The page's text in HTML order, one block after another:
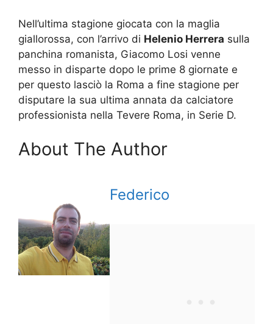
Nell’ultima stagione giocata con la maglia
giallorossa, con l’arrivo di Helenio Herrera sulla
panchina romanista, Giacomo Losi venne
messo in disparte dopo le prime 8 giornate e
per questo lasciò la Roma a fine stagione per
disputare la sua ultima annata da calciatore
professionista nella Tevere Roma, in Serie D.
About The Author
Federico